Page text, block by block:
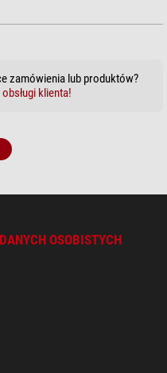
zamówienia lub produktów?
klienta!
OSOBISTYCH